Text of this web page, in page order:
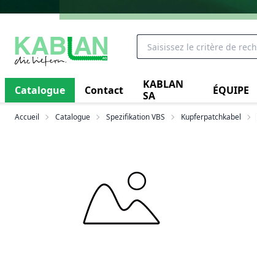
Catalogue Contact
KABLAN
SA
ÉQUIPE
Accueil Catalogue Spezifikation VBS Kupferpatchkabel